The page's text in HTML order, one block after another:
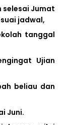
selesai Jumat
jadwal,
tanggal
Ujian
beliau dan
Juni.